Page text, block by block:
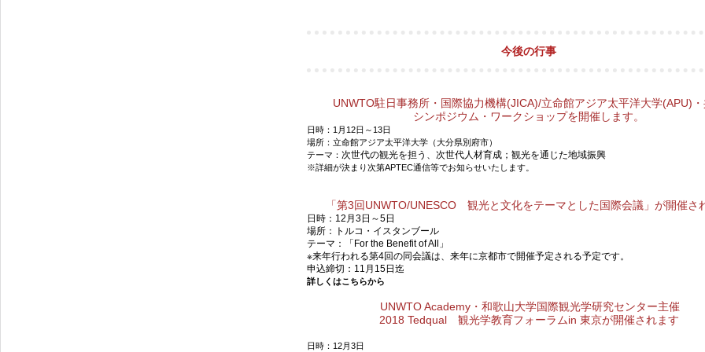
今後の行事
UNWTO駐日事務所・国際協力機構(JICA)/立命館アジア太平洋大学(APU)
シンポジウム・ワークショップを開催します。
日時：1月12日～13日
場所：立命館アジア太平洋大学（大分県別府市）
テーマ： 次世代の観光を担う、次世代人材育成； 観光を通じた地域振興
※詳細が決まり次第APTEC通信等でお知らせいたします。
「第3回UNWTO/UNESCO 観光と文化をテーマとした国際会議」が開催さ
日時：12 月 3日～5日
場所：トルコ・イスタンブール
テーマ：「 For the Benefit of All
」
※来年行われる第4回の同会議は、来年に京都市で開催予定される予定です。
申込締切：11月15日迄
詳しくはこちらから
UNWTO Academy・和歌山大学国際観光学研究センター主催
2018 Tedqual 観光学教育フォーラムin 東京が開催されます
日時：12月3日